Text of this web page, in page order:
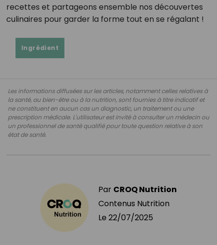
recettes et partageons ensemble nos découvertes
culinaires pour garder la forme tout en se régalant !
Ingrédient
Les informations diffusées sur les articles, notamment celles relatives à
la santé, au bien-être ou à la nutrition, sont fournies à titre indicatif et
ne constituent en aucun cas un diagnostic, un traitement ou une
prescription médicale. L'utilisateur est invité à consulter un médecin ou
un professionnel de santé qualifié pour toute question relative à son
état de santé.
Par CROQ Nutrition
Contenus Nutrition
Le 22/07/2025